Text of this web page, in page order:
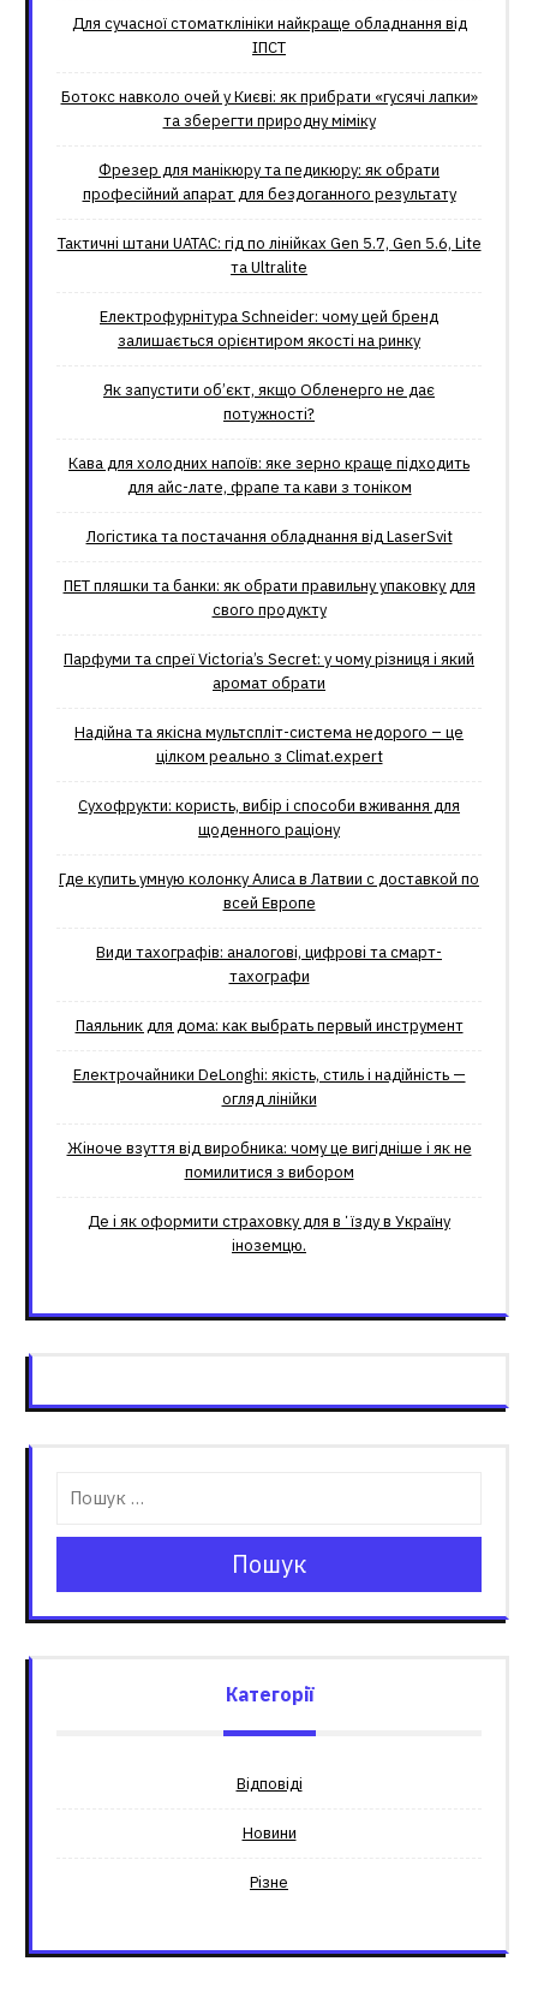
Для сучасної стоматклініки найкраще обладнання від
ІПСТ
Ботокс навколо очей у Києві: як прибрати «гусячі лапки»
та зберегти природну міміку
Фрезер для манікюру та педикюру: як обрати
професійний апарат для бездоганного результату
Тактичні штани UATAC: гід по лінійках Gen 5.7, Gen 5.6, Lite
та Ultralite
Електрофурнітура Schneider: чому цей бренд
залишається орієнтиром якості на ринку
Як запустити об’єкт, якщо Обленерго не дає
потужності?
Кава для холодних напоїв: яке зерно краще підходить
для айс-лате, фрапе та кави з тоніком
Логістика та постачання обладнання від LaserSvit
ПЕТ пляшки та банки: як обрати правильну упаковку для
свого продукту
Парфуми та спреї Victoria’s Secret: у чому різниця і який
аромат обрати
Надійна та якісна мультспліт-система недорого – це
цілком реально з Climat.еxpert
Сухофрукти: користь, вибір і способи вживання для
щоденного раціону
Где купить умную колонку Алиса в Латвии с доставкой по
всей Европе
Види тахографів: аналогові, цифрові та смарт-
тахографи
Паяльник для дома: как выбрать первый инструмент
Електрочайники DeLonghi: якість, стиль і надійність —
огляд лінійки
Жіноче взуття від виробника: чому це вигідніше і як не
помилитися з вибором
Де і як оформити страховку для вʼїзду в Україну
іноземцю.
Пошук
Категорії
Відповіді
Новини
Різне